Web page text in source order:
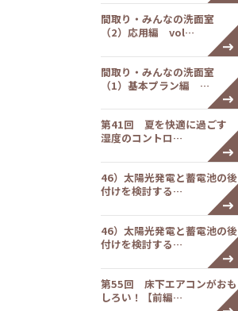
間取り・みんなの洗面室
（2）応用編 vol…
間取り・みんなの洗面室
（1）基本プラン編 …
第41回 夏を快適に過ごす
湿度のコントロ…
46）太陽光発電と蓄電池の後
付けを検討する…
46）太陽光発電と蓄電池の後
付けを検討する…
第55回 床下エアコンがおも
しろい！【前編…